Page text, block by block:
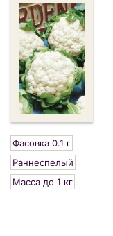
Фасовка 0.1 г
Раннеспелый
Масса до 1 кг